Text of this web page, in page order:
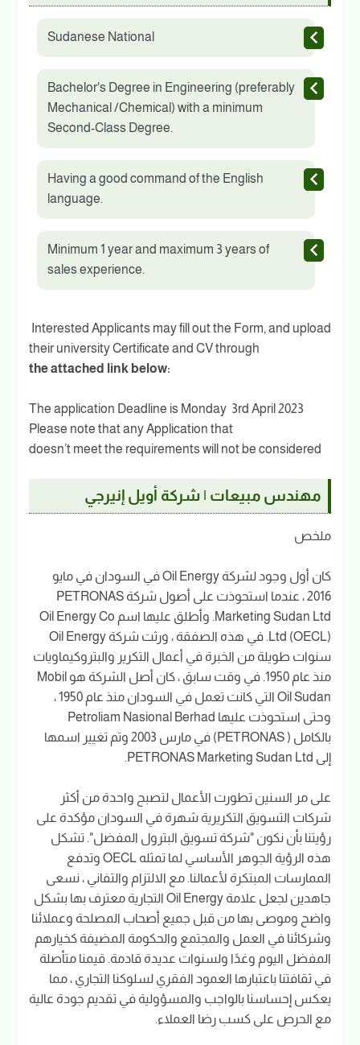
Sudanese National
Bachelor's Degree in Engineering (preferably
Mechanical /Chemical) with a minimum
Second-Class Degree.
Having a good command of the English
language.
Minimum 1 year and maximum 3 years of
sales experience.
Interested Applicants may fill out the Form, and upload
their university Certificate and CV through
the attached link below:
The application Deadline is Monday 3rd April 2023
Please note that any Application that
doesn’t meet the requirements will not be considered
مهندس مبيعات | شركة أويل إنيرجي
ملخص
كان أول وجود لشركة Oil Energy في السودان في مايو
2016 ، عندما استحوذت على أصول شركة PETRONAS
Marketing Sudan Ltd. وأطلق عليها اسم Oil Energy Co
Ltd (OECL). في هذه الصفقة ، ورثت شركة Oil Energy
سنوات طويلة من الخبرة في أعمال التكرير والبتروكيماويات
منذ عام 1950. في وقت سابق ، كان أصل الشركة هو Mobil
Oil Sudan التي كانت تعمل في السودان منذ عام 1950 ،
وحتى استحوذت عليها Petroliam Nasional Berhad
بالكامل ( PETRONAS) في مارس 2003 وتم تغيير اسمها
إلى PETRONAS Marketing Sudan Ltd.
على مر السنين تطورت الأعمال لتصبح واحدة من أكثر
شركات التسويق التكريرية شهرة في السودان مؤكدة على
رؤيتنا بأن نكون "شركة تسويق البترول المفضل". تشكل
هذه الرؤية الجوهر الأساسي لما تمثله OECL وتدفع
الممارسات المبتكرة لأعمالنا. مع الالتزام والتفاني ، نسعى
جاهدين لجعل علامة Oil Energy التجارية معترف بها بشكل
واضح وموصى بها من قبل جميع أصحاب المصلحة وعملائنا
وشركائنا في العمل والمجتمع والحكومة المضيفة كخيارهم
المفضل اليوم وغدًا ولسنوات عديدة قادمة. قيمنا متأصلة
في ثقافتنا باعتبارها العمود الفقري لسلوكنا التجاري ، مما
يعكس إحساسنا بالواجب والمسؤولية في تقديم جودة عالية
مع الحرص على كسب رضا العملاء.